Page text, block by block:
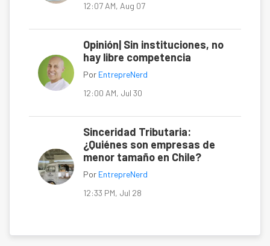
12:07 AM, Aug 07
Opinión| Sin instituciones, no
hay libre competencia
Por EntrepreNerd
12:00 AM, Jul 30
Sinceridad Tributaria:
¿Quiénes son empresas de
menor tamaño en Chile?
Por EntrepreNerd
12:33 PM, Jul 28